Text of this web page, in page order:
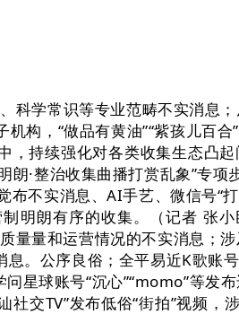
学常识等专业范畴不实消息
构，“做品有黄油”“紫孩儿百
，持续强化对各类收集生态凸
·整治收集曲播打赏乱象”专
不实消息、AI手艺、微信号“
明朗有序的收集。（记者 张
量量和运营情况的不实消息
。公序良俗；全平易近K歌账
星球账号“沉心”“momo”等
交TV”发布低俗“街拍”视频